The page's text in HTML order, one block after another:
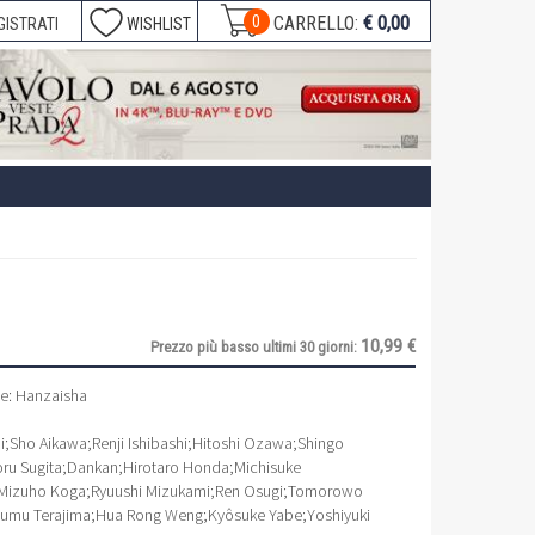
0 CARRELLO: € 0,00
WISHLIST
Prezzo più basso ultimi 30 giorni: 10,99 €
Hanzaisha
;Sho Aikawa;Renji Ishibashi;Hitoshi Ozawa;Shingo
Sugita;Dankan;Hirotaro Honda;Michisuke
Koga;Ryuushi Mizukami;Ren Osugi;Tomorowo
Terajima;Hua Rong Weng;Kyôsuke Yabe;Yoshiyuki